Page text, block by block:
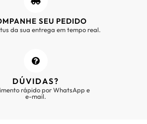
SEU PEDIDO
da sua entrega em tempo real.
DÚVIDAS?
rápido por WhatsApp e
e-mail.